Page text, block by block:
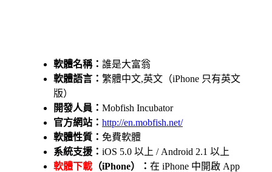
軟體名稱： 誰是大富翁
軟體語言： 繁體中文,英文（iPhone 只有英文
版）
開發人員： Mobfish Incubator
官方網站： http://en.mobfish.net/
軟體性質： 免費軟體
系統支援： iOS 5.0 以上 / Android 2.1 以上
軟體下載 （iPhone）： 在 iPhone 中開啟 App